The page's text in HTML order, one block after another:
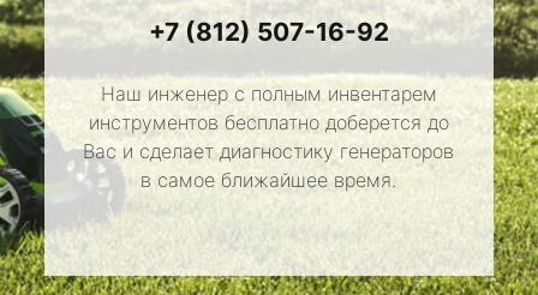
+7 (812) 507-16-92
Наш инженер с полным инвентарем
инструментов бесплатно доберется до
Вас и сделает диагностику генераторов
в самое ближайшее время.